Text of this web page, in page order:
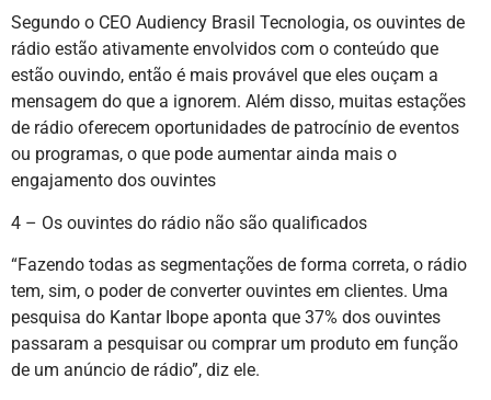
Segundo o CEO Audiency Brasil Tecnologia, os ouvintes de
rádio estão ativamente envolvidos com o conteúdo que
estão ouvindo, então é mais provável que eles ouçam a
mensagem do que a ignorem. Além disso, muitas estações
de rádio oferecem oportunidades de patrocínio de eventos
ou programas, o que pode aumentar ainda mais o
engajamento dos ouvintes
4 – Os ouvintes do rádio não são qualificados
“Fazendo todas as segmentações de forma correta, o rádio
tem, sim, o poder de converter ouvintes em clientes. Uma
pesquisa do Kantar Ibope aponta que 37% dos ouvintes
passaram a pesquisar ou comprar um produto em função
de um anúncio de rádio”, diz ele.